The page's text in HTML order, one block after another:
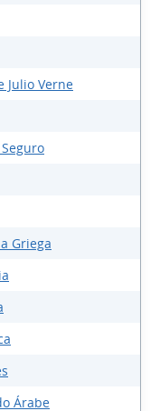
Julio Verne
Griega
Árabe